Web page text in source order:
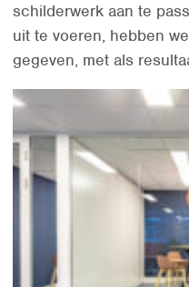
schilderwerk aan te
uit te voeren, hebben
gegeven, met als